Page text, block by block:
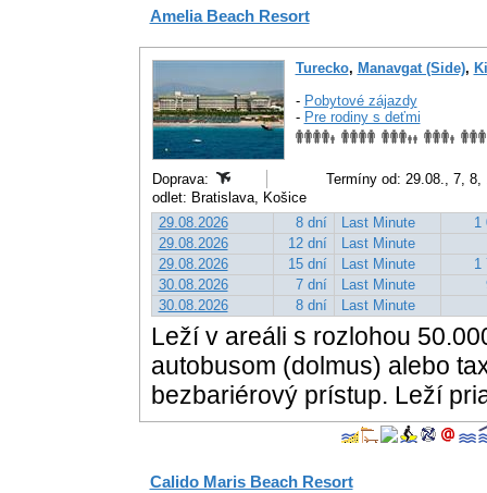
Amelia Beach Resort
Turecko, Manavgat (Side),
- Pobytové zájazdy
- Pre rodiny s deťmi
Doprava:
Termíny od: 29.08., 7, 8,
odlet: Bratislava, Košice
29.08.2026
8 dní Last Minute
1
29.08.2026
12 dní
Last Minute
29.08.2026
15 dní Last Minute
1
30.08.2026
7 dní Last Minute
30.08.2026
8 dní Last Minute
Leží v areáli s rozlohou
autobusom (dolmus) alebo
bezbariérový prístup. Leží
Calido Maris Beach Resort